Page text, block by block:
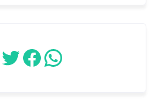
Twitter
Facebook
WhatsApp